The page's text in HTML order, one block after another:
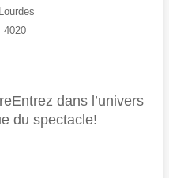
4020
dans l’univers
du spectacle!